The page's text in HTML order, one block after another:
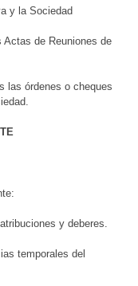
y la Sociedad
Actas de Reuniones de
las órdenes o cheques
y deberes.
temporales del